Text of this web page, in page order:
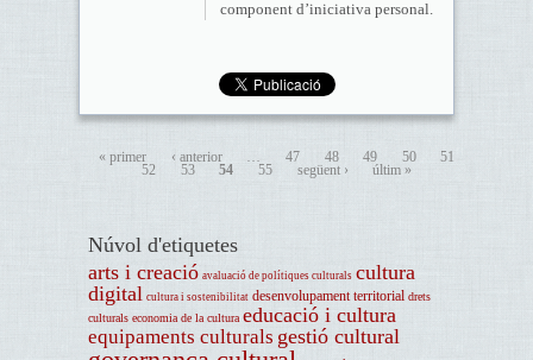
component d’iniciativa personal.
« primer ‹ anterior … 47 48 49 50
51
52
53 54 55 següent › últim »
Núvol d'etiquetes
arts i creació avaluació de polítiques culturals cultura
digital cultura i sostenibilitat desenvolupament territorial drets
culturals economia de la cultura educació i cultura
equipaments culturals gestió cultural